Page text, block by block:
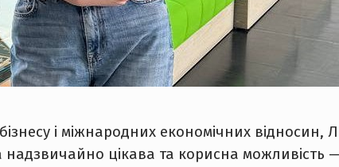
і міжнародних економічних відносин,
цікава та корисна можливість